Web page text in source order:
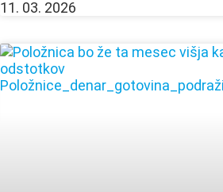
11. 03. 2026